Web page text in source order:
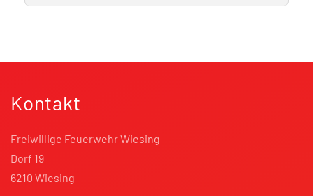
Kontakt
Freiwillige Feuerwehr Wiesing
Dorf 19
6210 Wiesing